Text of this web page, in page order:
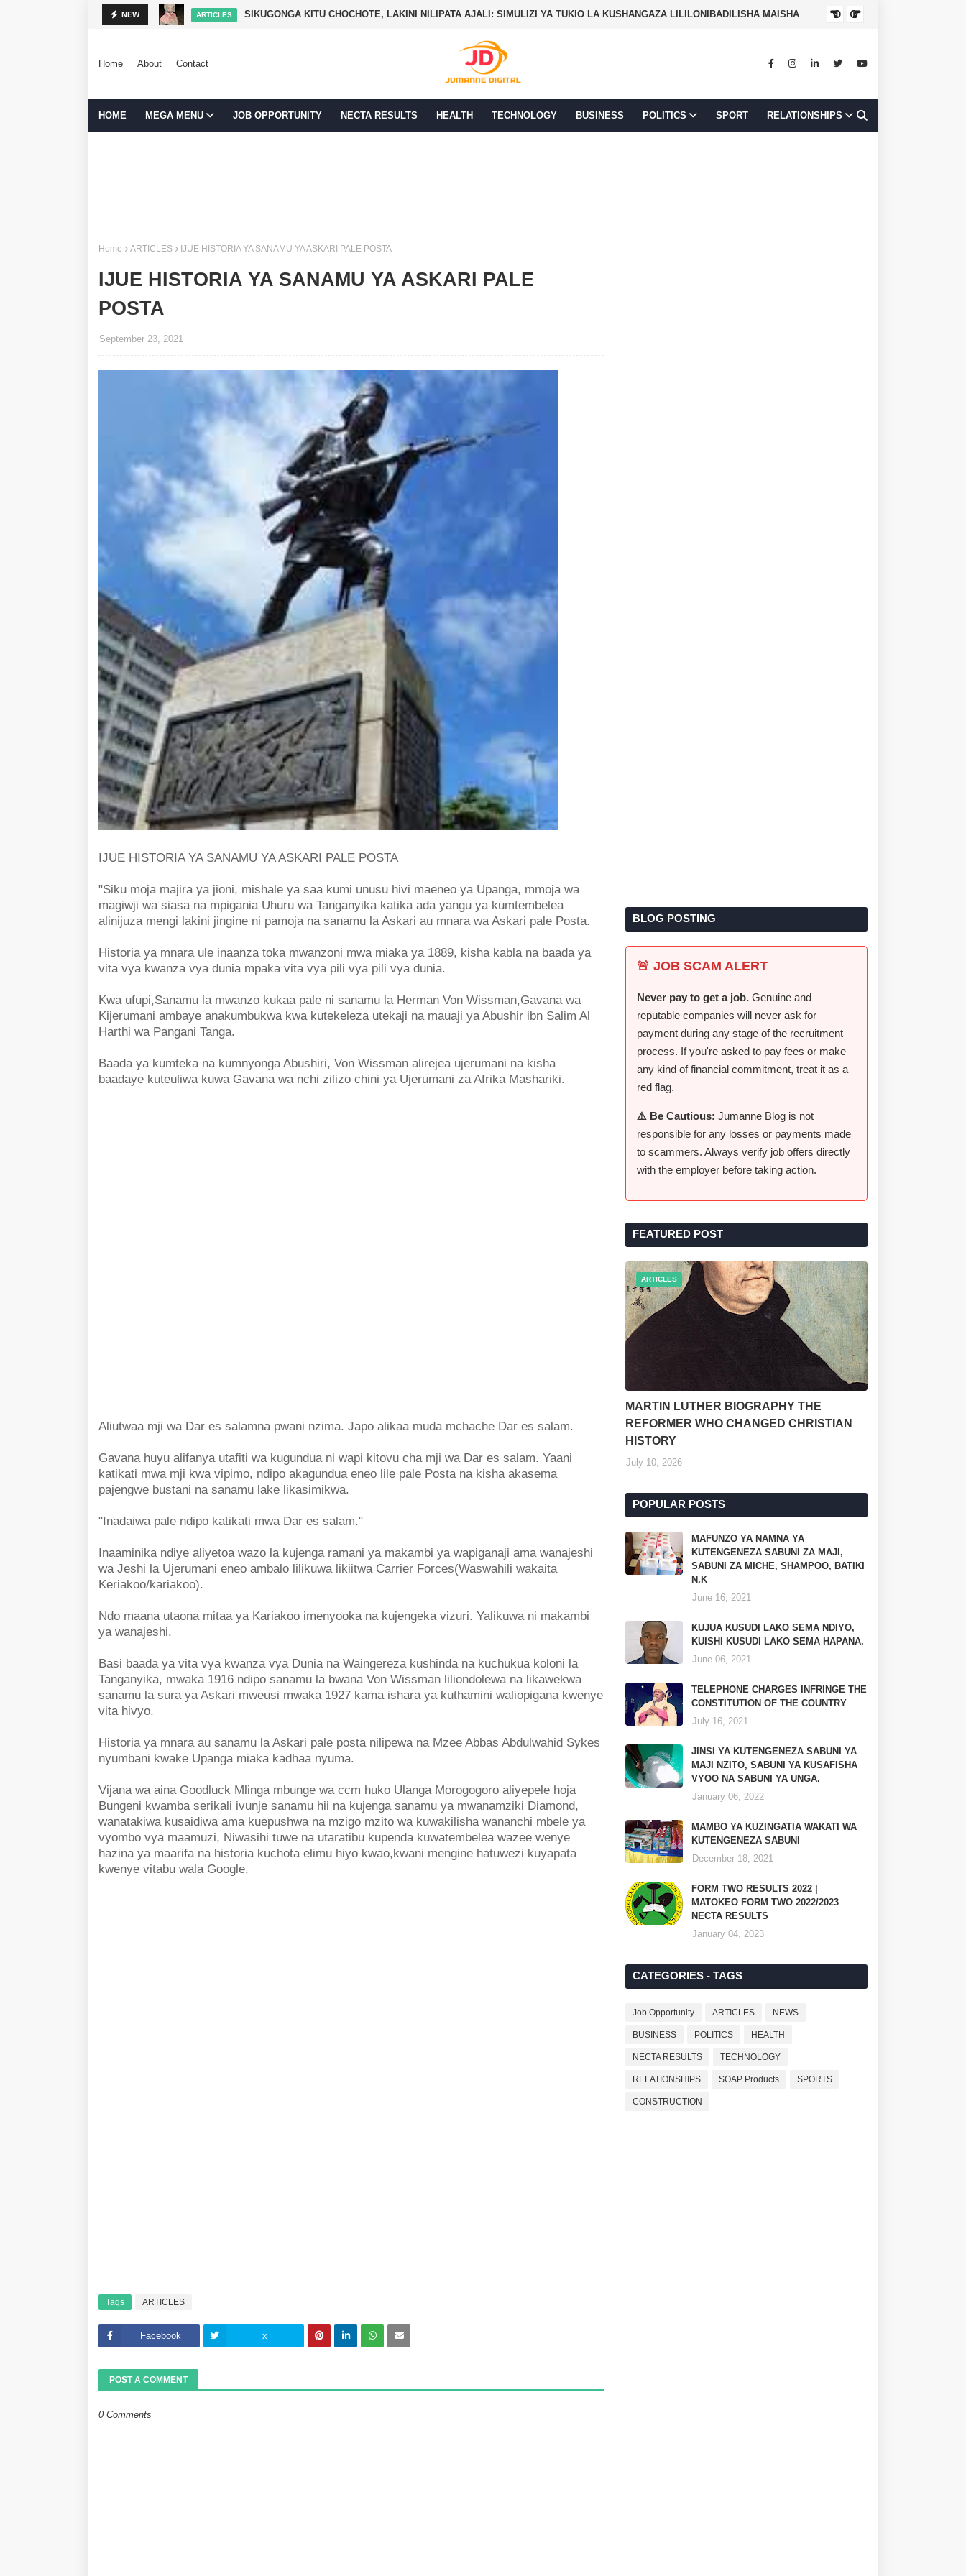
NEW ARTICLES SIKUGONGA KITU CHOCHOTE, LAKINI NILIPATA AJALI: SIMULIZI YA TUKIO LA KUSHANGAZA LILILONIBADILISHA MAISHA
Home About Contact
HOME MEGA MENU JOB OPPORTUNITY NECTA RESULTS HEALTH TECHNOLOGY BUSINESS POLITICS SPORT RELATIONSHIPS
Home ARTICLES IJUE HISTORIA YA SANAMU YA ASKARI PALE POSTA
IJUE HISTORIA YA SANAMU YA ASKARI PALE
POSTA
September 23, 2021
IJUE HISTORIA YA SANAMU YA ASKARI PALE POSTA
"Siku moja majira ya jioni, mishale ya saa kumi unusu hivi maeneo ya Upanga, mmoja wa
magiwji wa siasa na mpigania Uhuru wa Tanganyika katika ada yangu ya kumtembelea
alinijuza mengi lakini jingine ni pamoja na sanamu la Askari au mnara wa Askari pale Posta.
Historia ya mnara ule inaanza toka mwanzoni mwa miaka ya 1889, kisha kabla na baada ya
vita vya kwanza vya dunia mpaka vita vya pili vya pili vya dunia.
Kwa ufupi,Sanamu la mwanzo kukaa pale ni sanamu la Herman Von Wissman,Gavana wa
Kijerumani ambaye anakumbukwa kwa kutekeleza utekaji na mauaji ya Abushir ibn Salim Al
Harthi wa Pangani Tanga.
Baada ya kumteka na kumnyonga Abushiri, Von Wissman alirejea ujerumani na kisha
baadaye kuteuliwa kuwa Gavana wa nchi zilizo chini ya Ujerumani za Afrika Mashariki.
Aliutwaa mji wa Dar es salamna pwani nzima. Japo alikaa muda mchache Dar es salam.
Gavana huyu alifanya utafiti wa kugundua ni wapi kitovu cha mji wa Dar es salam. Yaani
katikati mwa mji kwa vipimo, ndipo akagundua eneo lile pale Posta na kisha akasema
pajengwe bustani na sanamu lake likasimikwa.
"Inadaiwa pale ndipo katikati mwa Dar es salam."
Inaaminika ndiye aliyetoa wazo la kujenga ramani ya makambi ya wapiganaji ama wanajeshi
wa Jeshi la Ujerumani eneo ambalo lilikuwa likiitwa Carrier Forces(Waswahili wakaita
Keriakoo/kariakoo).
Ndo maana utaona mitaa ya Kariakoo imenyooka na kujengeka vizuri. Yalikuwa ni makambi
ya wanajeshi.
Basi baada ya vita vya kwanza vya Dunia na Waingereza kushinda na kuchukua koloni la
Tanganyika, mwaka 1916 ndipo sanamu la bwana Von Wissman liliondolewa na likawekwa
sanamu la sura ya Askari mweusi mwaka 1927 kama ishara ya kuthamini waliopigana kwenye
vita hivyo.
Historia ya mnara au sanamu la Askari pale posta nilipewa na Mzee Abbas Abdulwahid Sykes
nyumbani kwake Upanga miaka kadhaa nyuma.
Vijana wa aina Goodluck Mlinga mbunge wa ccm huko Ulanga Morogogoro aliyepele hoja
Bungeni kwamba serikali ivunje sanamu hii na kujenga sanamu ya mwanamziki Diamond,
wanatakiwa kusaidiwa ama kuepushwa na mzigo mzito wa kuwakilisha wananchi mbele ya
vyombo vya maamuzi, Niwasihi tuwe na utaratibu kupenda kuwatembelea wazee wenye
hazina ya maarifa na historia kuchota elimu hiyo kwao,kwani mengine hatuwezi kuyapata
kwenye vitabu wala Google.
Tags ARTICLES
Facebook x
POST A COMMENT
0 Comments
BLOG POSTING
🚨 JOB SCAM ALERT
Never pay to get a job. Genuine and
reputable companies will never ask for
payment during any stage of the recruitment
process. If you're asked to pay fees or make
any kind of financial commitment, treat it as a
red flag.
⚠️ Be Cautious: Jumanne Blog is not
responsible for any losses or payments made
to scammers. Always verify job offers directly
with the employer before taking action.
FEATURED POST
ARTICLES
MARTIN LUTHER BIOGRAPHY THE
REFORMER WHO CHANGED CHRISTIAN
HISTORY
July 10, 2026
POPULAR POSTS
MAFUNZO YA NAMNA YA
KUTENGENEZA SABUNI ZA MAJI,
SABUNI ZA MICHE, SHAMPOO, BATIKI
N.K
June 16, 2021
KUJUA KUSUDI LAKO SEMA NDIYO,
KUISHI KUSUDI LAKO SEMA HAPANA.
June 06, 2021
TELEPHONE CHARGES INFRINGE THE
CONSTITUTION OF THE COUNTRY
July 16, 2021
JINSI YA KUTENGENEZA SABUNI YA
MAJI NZITO, SABUNI YA KUSAFISHA
VYOO NA SABUNI YA UNGA.
January 06, 2022
MAMBO YA KUZINGATIA WAKATI WA
KUTENGENEZA SABUNI
December 18, 2021
FORM TWO RESULTS 2022 |
MATOKEO FORM TWO 2022/2023
NECTA RESULTS
January 04, 2023
CATEGORIES - TAGS
Job Opportunity ARTICLES NEWS
BUSINESS POLITICS HEALTH
NECTA RESULTS TECHNOLOGY
RELATIONSHIPS SOAP Products SPORTS
CONSTRUCTION